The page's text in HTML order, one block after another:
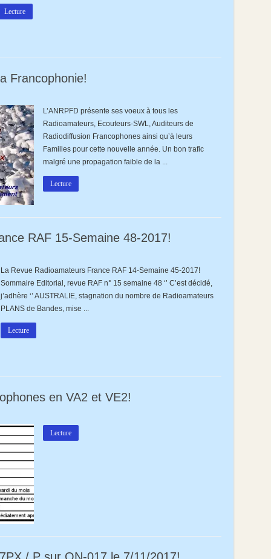
Lecture
Francophonie!
L’ANRPFD présente ses voeux à tous les
Radioamateurs, Ecouteurs-SWL, Auditeurs de
Radiodiffusion Francophones ainsi qu’à leurs
Familles pour cette nouvelle année. Un bon trafic
malgré une propagation faible de la ...
Lecture
RAF 15-Semaine 48-2017!
La Revue Radioamateurs France RAF 14-Semaine 45-2017!
Sommaire Editorial, revue RAF n° 15 semaine 48 ‘’ C’est décidé,
j’adhère ‘’ AUSTRALIE, stagnation du nombre de Radioamateurs
PLANS de Bandes, mise ...
Lecture
en VA2 et VE2!
Lecture